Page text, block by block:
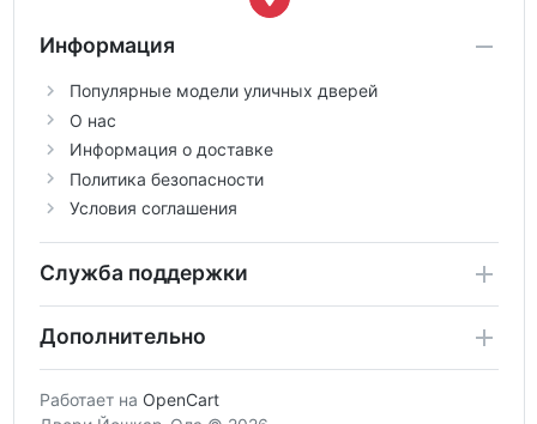
Информация
Популярные модели уличных дверей
О нас
Информация о доставке
Политика безопасности
Условия соглашения
Служба поддержки
Дополнительно
Работает на OpenCart